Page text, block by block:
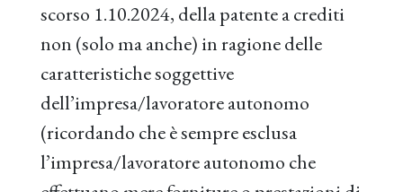
scorso 1.10.2024, della patente a crediti
non (solo ma anche) in ragione delle
caratteristiche soggettive
dell’impresa/lavoratore autonomo
(ricordando che è sempre esclusa
l’impresa/lavoratore autonomo che